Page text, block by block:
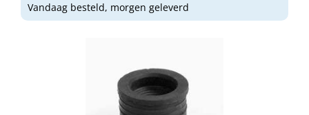
Vandaag besteld, morgen geleverd